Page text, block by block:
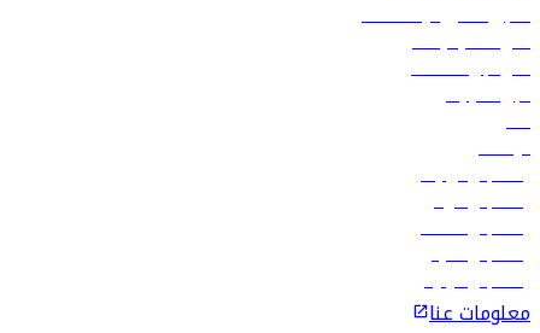
تسجيل الدخول لوكلاء السفر
أدنى أسعار الرحلات
فلاي دبي للعطلات
تأجير السيارات
فنادق
الوظائف
رحلات إلى تبيليسي
رحلات إلى الرياض
رحلات إلى مسقط
رحلات إلى ماليه
رحلات إلى كولومبو
معلومات عنا